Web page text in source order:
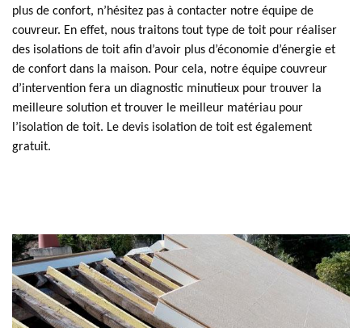
plus de confort, n’hésitez pas à contacter notre équipe de
couvreur. En effet, nous traitons tout type de toit pour réaliser
des isolations de toit afin d’avoir plus d’économie d’énergie et
de confort dans la maison. Pour cela, notre équipe couvreur
d’intervention fera un diagnostic minutieux pour trouver la
meilleure solution et trouver le meilleur matériau pour
l’isolation de toit. Le devis isolation de toit est également
gratuit.